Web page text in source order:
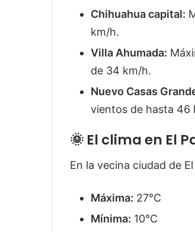
Chihuahua capital:
km/h.
Villa Ahumada:
de 34 km/h.
Nuevo Casas
vientos de hasta 46
🌞 El clima en El
En la vecina ciudad de
Máxima: 27°C
Mínima: 10°C